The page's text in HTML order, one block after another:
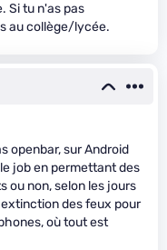
Si tu n'as pas
au collège/lycée.
openbar, sur Android
job en permettant des
ou non, selon les jours
des feux pour
où tout est